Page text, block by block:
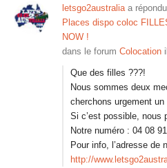
letsgo2australiaa
Places dispo coloc
NOW !
dans le forum Colocation
Que des filles ???!
Nous sommes deux
cherchons urgement un
Si c’est possible, nous
Notre numéro : 04 08
Pour info, l’adresse de
http://